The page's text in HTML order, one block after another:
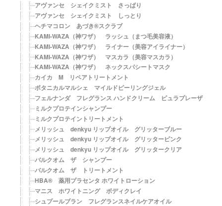
アヴァンセ シェイクミスト さっぱり
アヴァンセ シェイクミスト しっとり
ヘチマコロン あづき®スクラブ
KAMI-WAZA（神ワザ） ラッシュ（まつ毛美容液）
KAMI-WAZA（神ワザ） ライナー（美容アイライナー）
KAMI-WAZA（神ワザ） マスカラ（美容マスカラ）
KAMI-WAZA（神ワザ） ネックスパシートマスク
カイカ M リペアトリートメント
ボタニカルマルシェ マイルドピーリングジェル
フェルナンダ フレグランス ハンドクリーム ピュラプレーザ
ミルクプロテインシャンプー
ミルクプロテイントリートメント
メリッシュ denkyu リップオイル グリッターブルー
メリッシュ denkyu リップオイル グリッターピンク
メリッシュ denkyu リップオイル グリッタークリア
バルクオム ザ シャンプー
バルクオム ザ トリートメント
HBA® 薬用プラセンタ ホワイトローション
マニス ホワイトニング ボディクレイ
シュプールブラン フレグランスネイルケアオイル